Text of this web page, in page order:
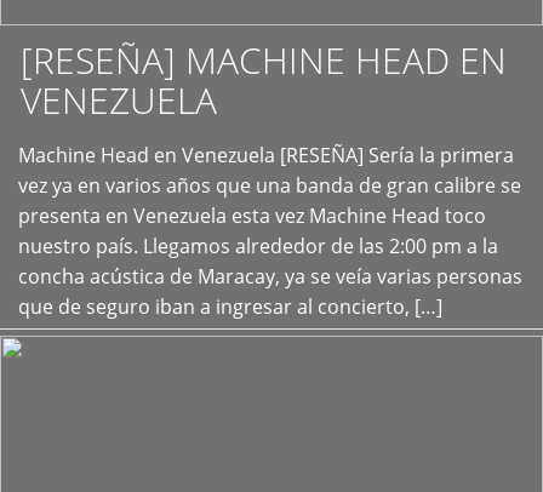
[RESEÑA] MACHINE HEAD EN
VENEZUELA
Machine Head en Venezuela [RESEÑA] Sería la primera
vez ya en varios años que una banda de gran calibre se
presenta en Venezuela esta vez Machine Head toco
nuestro país. Llegamos alrededor de las 2:00 pm a la
concha acústica de Maracay, ya se veía varias personas
que de seguro iban a ingresar al concierto, […]
+